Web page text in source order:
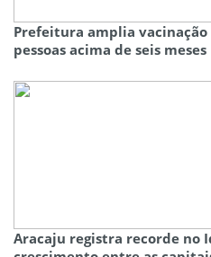
Prefeitura amplia
pessoas acima de seis meses
Aracaju registra recorde no